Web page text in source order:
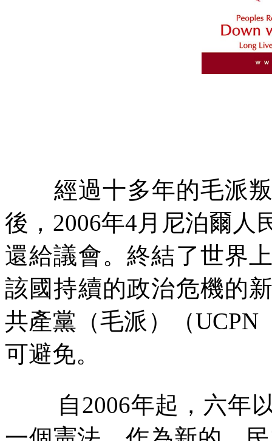
經過十多年的毛派
後， 2006年4月尼泊爾人
還給議會。終結了世界
該國持續的政治危機的
共產黨（毛派）（UCPN
可避免。
自2006年起，六年